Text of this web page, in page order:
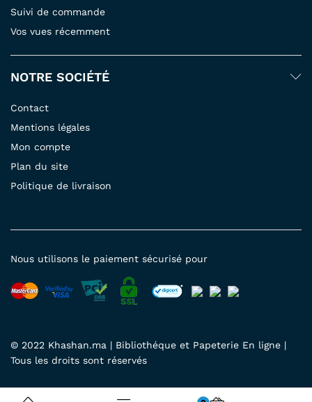
Suivi de commande
Vos vues récemment
NOTRE SOCIÉTÉ
Contact
Mentions légales
Mon compte
Plan du site
Politique de livraison
© 2022 Khashan.ma | Bibliothéque et Papeterie En ligne |
Tous les droits sont réservés
Nous utilisons le paiement sécurisé pour